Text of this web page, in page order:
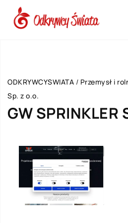
ODKRYWCYSWIATA / Przemysł i
Sp. z o.o.
GW SPRINKLER